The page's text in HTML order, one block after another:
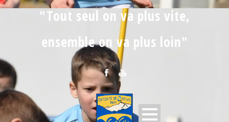
"Tout seul on va plus vite,
ensemble on va plus loin"